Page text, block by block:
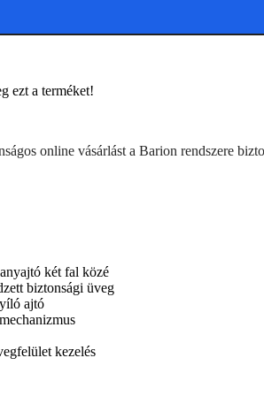
ezt a terméket!
online vásárlást a Barion rendszere
két fal közé
biztonsági üveg
ajtó
kezelés